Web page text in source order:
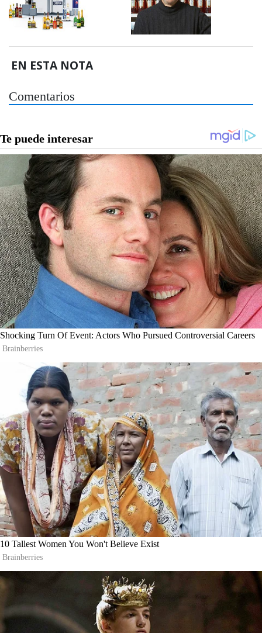
EN ESTA NOTA
Comentarios